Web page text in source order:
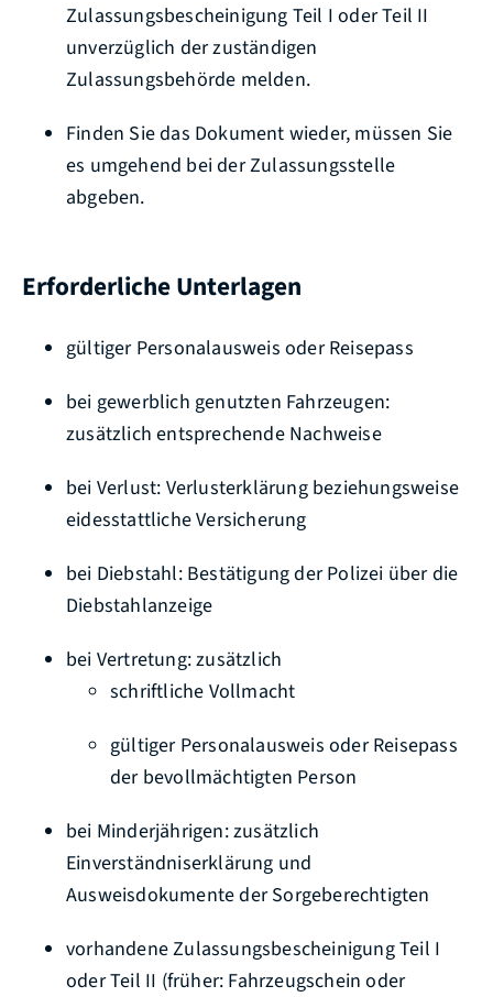
Zulassungsbescheinigung Teil I oder Teil II
unverzüglich der zuständigen
Zulassungsbehörde melden.
Finden Sie das Dokument wieder, müssen Sie
es umgehend bei der Zulassungsstelle
abgeben.
Erforderliche Unterlagen
gültiger Personalausweis oder Reisepass
bei gewerblich genutzten Fahrzeugen:
zusätzlich entsprechende Nachweise
bei Verlust: Verlusterklärung beziehungsweise
eidesstattliche Versicherung
bei Diebstahl: Bestätigung der Polizei über die
Diebstahlanzeige
bei Vertretung: zusätzlich
schriftliche Vollmacht
gültiger Personalausweis oder Reisepass
der bevollmächtigten Person
bei Minderjährigen: zusätzlich
Einverständniserklärung und
Ausweisdokumente der Sorgeberechtigten
vorhandene Zulassungsbescheinigung Teil I
oder Teil II (früher: Fahrzeugschein oder